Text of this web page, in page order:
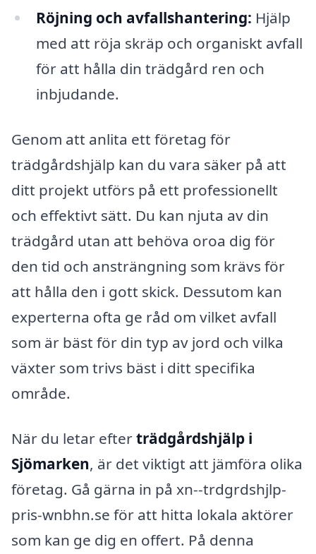
Röjning och avfallshantering: Hjälp
med att röja skräp och organiskt avfall
för att hålla din trädgård ren och
inbjudande.
Genom att anlita ett företag för
trädgårdshjälp kan du vara säker på att
ditt projekt utförs på ett professionellt
och effektivt sätt. Du kan njuta av din
trädgård utan att behöva oroa dig för
den tid och ansträngning som krävs för
att hålla den i gott skick. Dessutom kan
experterna ofta ge råd om vilket avfall
som är bäst för din typ av jord och vilka
växter som trivs bäst i ditt specifika
område.
När du letar efterträdgårdshjälp i
Sjömarken, är det viktigt att jämföra olika
företag. Gå gärna in på xn--trdgrdshjlp-
pris-wnbhn.se för att hitta lokala aktörer
som kan ge dig en offert. På denna